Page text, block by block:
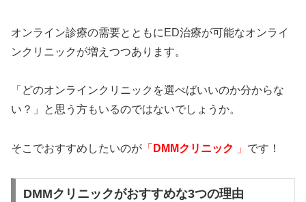
オンライン診療の需要とともにED治療が可能なオンライ
ンクリニックが増えつつあります。
「どのオンラインクリニックを選べばいいのか分からな
い？」と思う方もいるのではないでしょうか。
そこでおすすめしたいのが 「 DMMクリニック 」 です！
DMMクリニックがおすすめな3つの理由